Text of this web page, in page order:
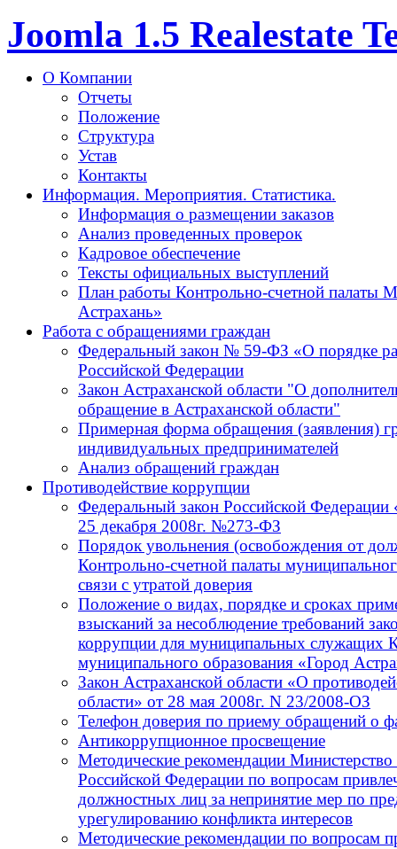
Joomla 1.5 Realestate
О Компании
Отчеты
Положение
Структура
Устав
Контакты
Информация. Мероприятия. Статистика.
Информация о размещении заказов
Анализ проведенных проверок
Кадровое обеспечение
Тексты официальных выступлений
План работы Контрольно-счетной палаты
Астрахань»
Работа с обращениями граждан
Федеральный закон № 59-ФЗ «О порядке
Российской Федерации
Закон Астраханской области "О
обращение в Астраханской области"
Примерная форма обращения (заявления)
индивидуальных предпринимателей
Анализ обращений граждан
Противодействие коррупции
Федеральный закон Российской
25 декабря 2008г. №273-ФЗ
Порядок увольнения (освобождения от
Контрольно-счетной палаты
связи с утратой доверия
Положение о видах, порядке и сроках
взысканий за несоблюдение требований
коррупции для муниципальных служащих
муниципального образования «Город
Закон Астраханской области «О
области» от 28 мая 2008г. N 23/2008-ОЗ
Телефон доверия по приему обращений о
Антикоррупционное просвещение
Методические рекомендации
Российской Федерации по вопросам
должностных лиц за непринятие мер по
урегулированию конфликта интересов
Методические рекомендации по вопросам